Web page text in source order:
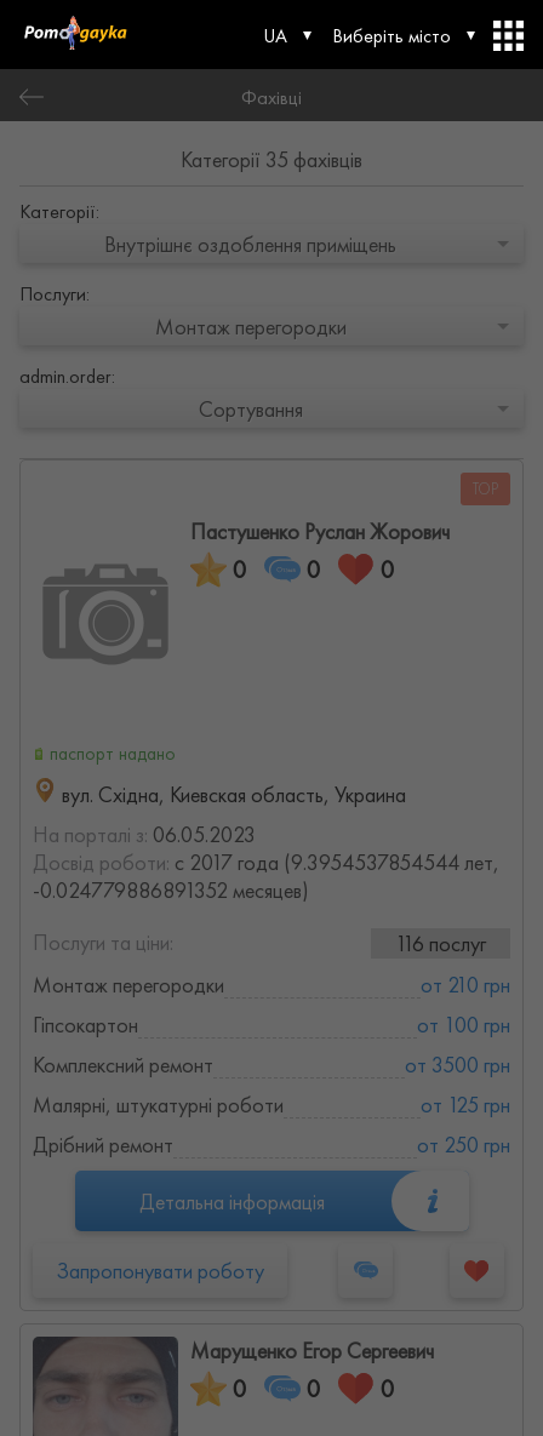
UA Виберіть місто
Фахівці
Категорії 35 фахівців
Категорії:
Внутрішнє оздоблення приміщень
Послуги:
Монтаж перегородки
admin.order:
Сортування
TOP
Пастушенко Руслан Жорович
0 0 0
паспорт надано
вул. Східна, Киевская область, Украина
На порталі з: 06.05.2023
Досвід роботи: с 2017 года (9.3954537854544 лет,
-0.024779886891352 месяцев)
Послуги та ціни:
116 послуг
Монтаж перегородки
от 210 грн
Гіпсокартон
от 100 грн
Комплексний ремонт
от 3500 грн
Малярні, штукатурні роботи
от 125 грн
Дрібний ремонт
от 250 грн
Детальна інформація
Запропонувати роботу
Марущенко Егор Сергеевич
0 0 0